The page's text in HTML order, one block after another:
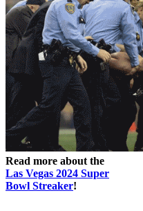
Read more about the
Las Vegas 2024 Super
Bowl Streaker!